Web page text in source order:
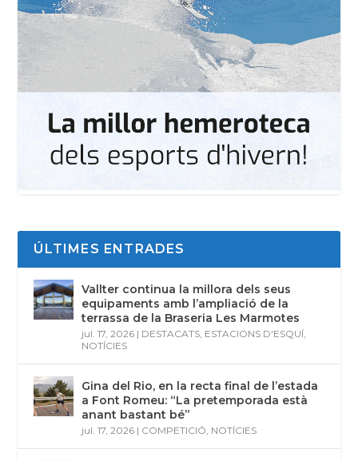
ÚLTIMES ENTRADES
Vallter continua la millora dels seus
equipaments amb l’ampliació de la
terrassa de la Braseria Les Marmotes
jul. 17, 2026 | DESTACATS, ESTACIONS D'ESQUÍ,
NOTÍCIES
Gina del Rio, en la recta final de l’estada
a Font Romeu: “La pretemporada està
anant bastant bé”
jul. 17, 2026 | COMPETICIÓ, NOTÍCIES